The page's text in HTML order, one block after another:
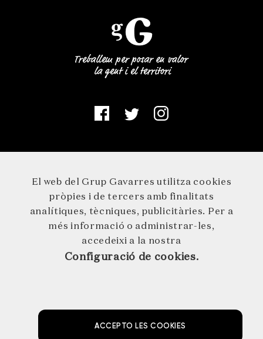
© 2026 GRUP GAVARRES · Germà Agustí 1 · 17244 Cassà de la
NEWSLETTER
El web del Grup Gavarres utilitza cookies
pròpies i de tercers amb finalitats
analítiques, tècniques, publicitàries. Per a
més informació o administrar-les,
accedeixi a la nostra
Configuració de cookies.
ACCEPTO LES COOKIES